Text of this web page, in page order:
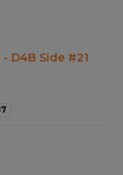
D4B Side #21